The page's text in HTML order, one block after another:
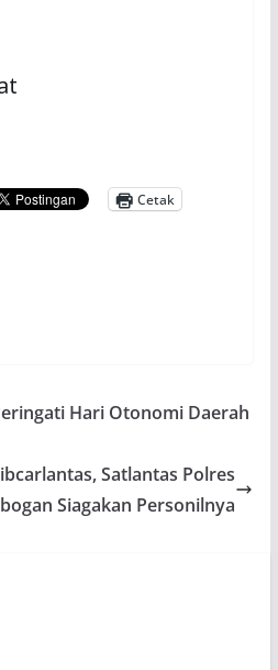
Cetak
Hari Otonomi Daerah
Satlantas Polres
Siagakan Personilnya